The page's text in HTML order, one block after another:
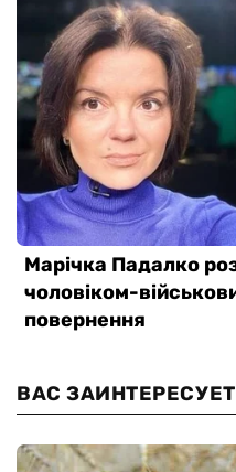
ВАС ЗАИНТЕРЕСУЕТ